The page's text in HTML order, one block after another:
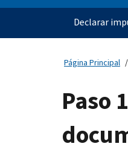
principal
Declarar
Página Principal
Paso